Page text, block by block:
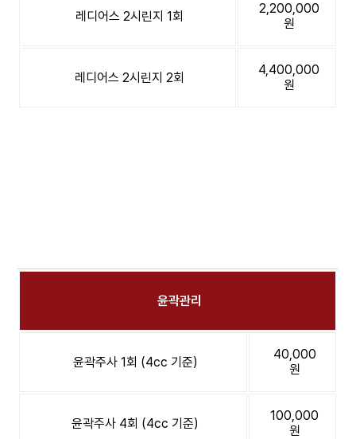
레디어스 2시린지 1회
2,200,000
원
레디어스 2시린지 2회
4,400,000
원
윤곽관리
윤곽주사 1회 (4cc 기준)
40,000
원
윤곽주사 4회 (4cc 기준)
100,000
원